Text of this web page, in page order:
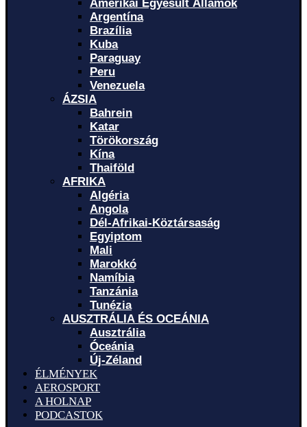
Amerikai Egyesült Államok
Argentína
Brazília
Kuba
Paraguay
Peru
Venezuela
ÁZSIA
Bahrein
Katar
Törökország
Kína
Thaiföld
AFRIKA
Algéria
Angola
Dél-Afrikai-Köztársaság
Egyiptom
Mali
Marokkó
Namíbia
Tanzánia
Tunézia
AUSZTRÁLIA ÉS OCEÁNIA
Ausztrália
Óceánia
Új-Zéland
ÉLMÉNYEK
AEROSPORT
A HOLNAP
PODCASTOK